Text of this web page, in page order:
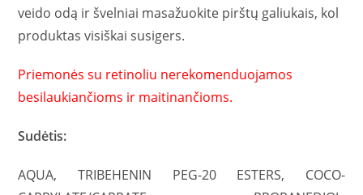
veido odą ir švelniai masažuokite pirštų galiukais, kol
produktas visiškai susigers.
Priemonės su retinoliu nerekomenduojamos
besilaukiančioms ir maitinančioms.
Sudėtis:
AQUA, TRIBEHENIN PEG-20 ESTERS, COCO-